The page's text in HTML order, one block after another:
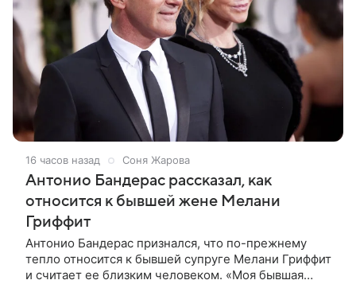
16 часов назад Соня Жарова
Антонио Бандерас рассказал, как
относится к бывшей жене Мелани
Гриффит
Антонио Бандерас признался, что по-прежнему
тепло относится к бывшей супруге Мелани Гриффит
и считает ее близким человеком. «Моя бывшая